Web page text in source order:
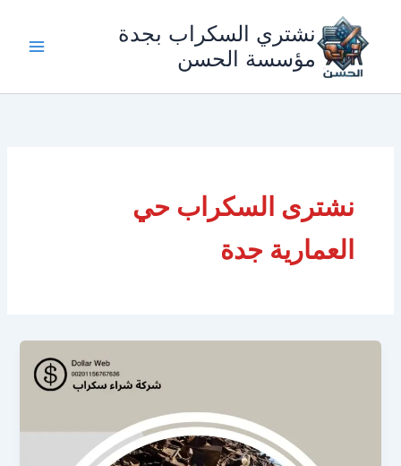
المحتوى
نشتري السكراب بجدة
مؤسسة الحسن
نشترى السكراب حي
العمارية جدة